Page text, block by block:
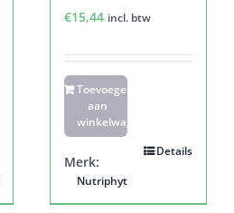
€15,44 incl. btw
Toevoegen
aan
winkelwagen
Details
Merk:
Nutriphyt